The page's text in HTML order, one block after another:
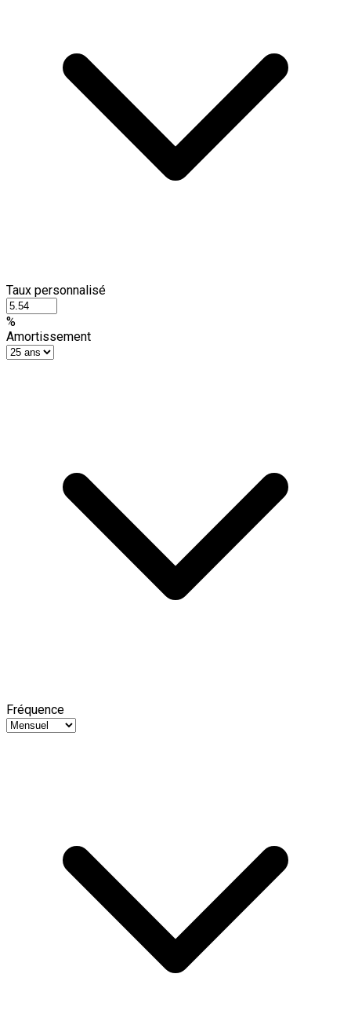
Taux personnalisé
%
Amortissement
Fréquence